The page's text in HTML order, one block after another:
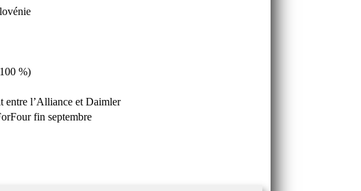
%)
entre l’Alliance et Daimler
fin septembre